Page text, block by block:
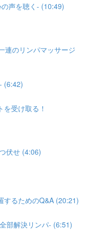
声を聴く- (10:49)
連のリンパマッサージ
(6:42)
受け取る！
伏せ (4:06)
するためのQ&A (20:21)
部解決リンパ- (6:51)